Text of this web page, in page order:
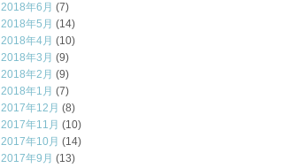
2018年6月 (7)
2018年5月 (14)
2018年4月 (10)
2018年3月 (9)
2018年2月 (9)
2018年1月 (7)
2017年12月 (8)
2017年11月 (10)
2017年10月 (14)
2017年9月 (13)